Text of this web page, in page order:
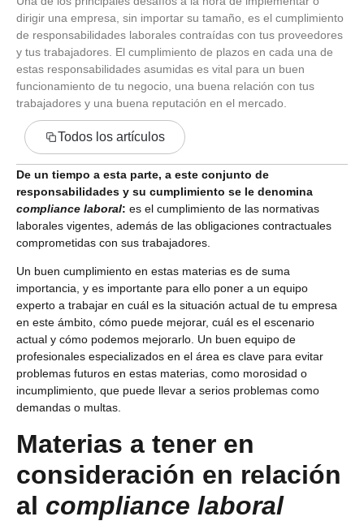
EN
dirigir una empresa, sin importar su tamaño, es el cumplimiento
de responsabilidades laborales contraídas con tus proveedores
y tus trabajadores. El cumplimiento de plazos en cada una de
estas responsabilidades asumidas es vital para un buen
funcionamiento de tu negocio, una buena relación con tus
trabajadores y una buena reputación en el mercado.
Todos los artículos
De un tiempo a esta parte, a este conjunto de
responsabilidades y su cumplimiento se le denomina
compliance laboral: es el cumplimiento de las normativas
laborales vigentes, además de las obligaciones contractuales
comprometidas con sus trabajadores.
Un buen cumplimiento en estas materias es de suma
importancia, y es importante para ello poner a un equipo
experto a trabajar en cuál es la situación actual de tu empresa
en este ámbito, cómo puede mejorar, cuál es el escenario
actual y cómo podemos mejorarlo. Un buen equipo de
profesionales especializados en el área es clave para evitar
problemas futuros en estas materias, como morosidad o
incumplimiento, que puede llevar a serios problemas como
demandas o multas.
Materias a tener en
consideración en relación
al compliance laboral